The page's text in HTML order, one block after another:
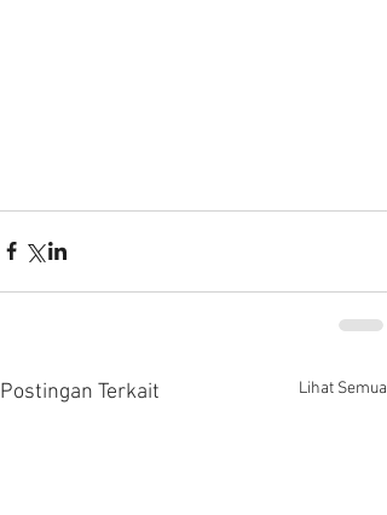
Postingan Terkait Lihat Semua